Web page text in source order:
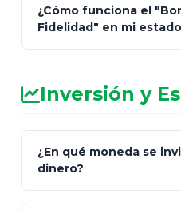
¿Cómo funciona el
Fidelidad" en mi
Inversión y
¿En qué moneda se
dinero?